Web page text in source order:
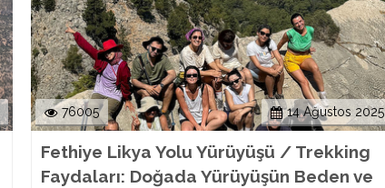
14 Ağustos 2025
76005
Fethiye Likya Yolu Yürüyüşü / Trekking
Faydaları: Doğada Yürüyüşün Beden ve